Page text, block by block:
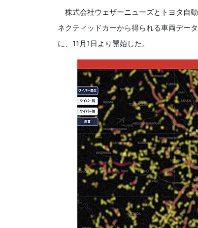
株式会社ウェザーニューズとトヨタ自
ネクティッドカーから得られる車両デー
に、11月1日より開始した。